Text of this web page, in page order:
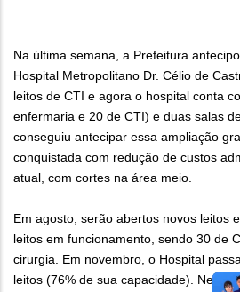
Na última semana, a Prefeitura
Hospital Metropolitano Dr. Célio de
leitos de CTI e agora o hospital conta
enfermaria e 20 de CTI) e duas salas
conseguiu antecipar essa ampliação
conquistada com redução de custos
atual, com cortes na área meio.
Em agosto, serão abertos novos leitos
leitos em funcionamento, sendo 30 de
cirurgia. Em novembro, o Hospital
leitos (76% de sua capacidade). Nessa